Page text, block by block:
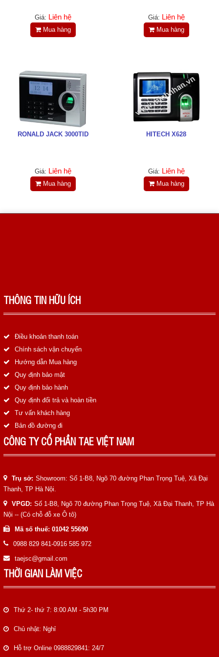
Giá: Liên hệ
Mua hàng
Giá: Liên hệ
Mua hàng
RONALD JACK 3000TID
Giá: Liên hệ
Mua hàng
HITECH X628
Giá: Liên hệ
Mua hàng
THÔNG TIN HỮU ÍCH
Điều khoản thanh toán
Chính sách vận chuyển
Hướng dẫn Mua hàng
Quy định bảo mật
Quy định bảo hành
Quy định đổi trả và hoàn tiền
Tư vấn khách hàng
Bản đồ đường đi
CÔNG TY CỔ PHẦN TAE VIỆT NAM
Trụ sở: Showroom: Số 1-B8, Ngõ 70 đường Phan Trọng Tuệ, Xã Đại
Thanh, TP Hà Nội.
VPGD: Số 1-B8, Ngõ 70 đường Phan Trọng Tuệ, Xã Đại Thanh, TP Hà
Nội -- (Có chỗ đỗ xe Ô tô)
Mã số thuế: 01042 55690
0988 829 841-0916 585 972
taejsc@gmail.com
THỜI GIAN LÀM VIỆC
Thứ 2- thứ 7: 8:00 AM - 5h30 PM
Chủ nhật: Nghỉ
Hỗ trợ Online 0988829841: 24/7
Liên hệ
TRÊN MẠNG XÃ HỘI
Facebook
Twitter
LinkedIn
taejsc@gmail.com